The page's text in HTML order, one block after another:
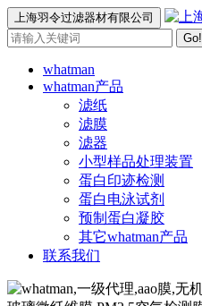
上海羽令过滤器材有限公司
Go!
whatman
whatman产品
滤纸
滤膜
滤器
小型样品处理装置
蛋白印迹检测
蛋白电泳试剂
预制蛋白凝胶
其它whatman产品
联系我们